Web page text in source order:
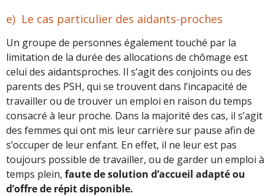
e) Le cas particulier des aidants-proches
Un groupe de personnes également touché par la
limitation de la durée des allocations de chômage est
celui des aidantsproches. Il s’agit des conjoints ou des
parents des PSH, qui se trouvent dans l’incapacité de
travailler ou de trouver un emploi en raison du temps
consacré à leur proche. Dans la majorité des cas, il s’agit
des femmes qui ont mis leur carrière sur pause afin de
s’occuper de leur enfant. En effet, il ne leur est pas
toujours possible de travailler, ou de garder un emploi à
temps plein, faute de solution d’accueil adapté ou
d’offre de répit disponible.